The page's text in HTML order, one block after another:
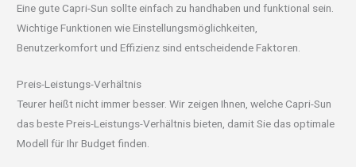
Eine gute Capri-Sun sollte einfach zu handhaben und funktional sein.
Wichtige Funktionen wie Einstellungsmöglichkeiten,
Benutzerkomfort und Effizienz sind entscheidende Faktoren.
Preis-Leistungs-Verhältnis
Teurer heißt nicht immer besser. Wir zeigen Ihnen, welche Capri-Sun
das beste Preis-Leistungs-Verhältnis bieten, damit Sie das optimale
Modell für Ihr Budget finden.